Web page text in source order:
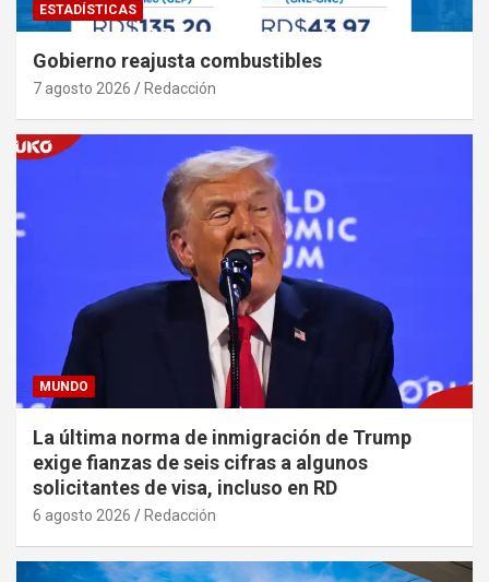
ESTADÍSTICAS
Gobierno reajusta combustibles
7 agosto 2026 Redacción
MUNDO
La última norma de inmigración de Trump
exige fianzas de seis cifras a algunos
solicitantes de visa, incluso en RD
6 agosto 2026 Redacción